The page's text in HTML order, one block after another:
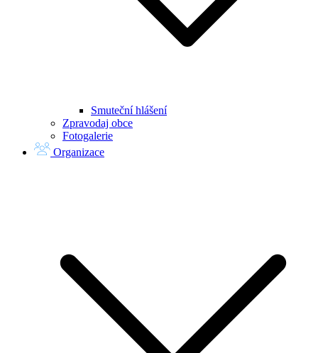
Smuteční hlášení
Zpravodaj obce
Fotogalerie
Organizace